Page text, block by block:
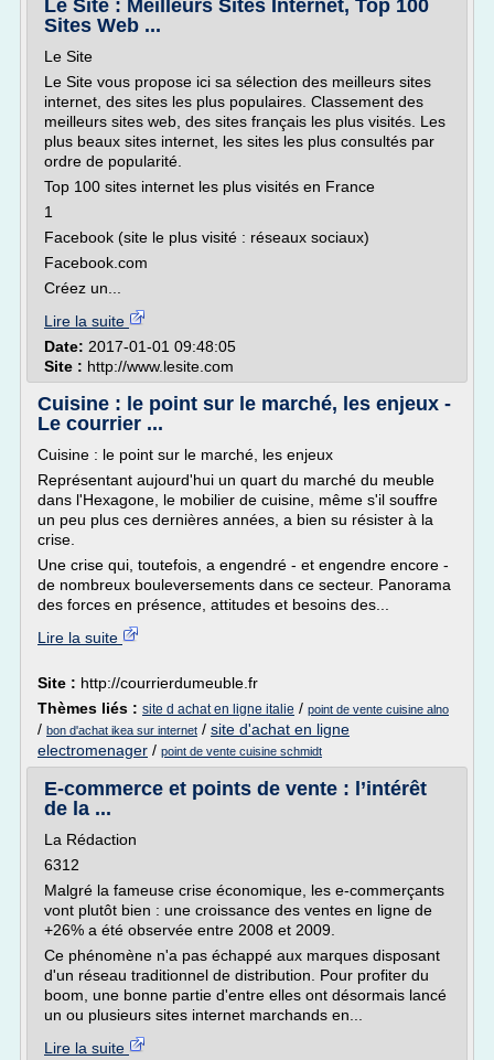
Le Site : Meilleurs Sites Internet, Top 100
Sites Web ...
Le Site
Le Site vous propose ici sa sélection des meilleurs sites
internet, des sites les plus populaires. Classement des
meilleurs sites web, des sites français les plus visités. Les
plus beaux sites internet, les sites les plus consultés par
ordre de popularité.
Top 100 sites internet les plus visités en France
1
Facebook (site le plus visité : réseaux sociaux)
Facebook.com
Créez un...
Lire la suite
Date: 2017-01-01 09:48:05
Site : http://www.lesite.com
Cuisine : le point sur le marché, les enjeux -
Le courrier ...
Cuisine : le point sur le marché, les enjeux
Représentant aujourd'hui un quart du marché du meuble
dans l'Hexagone, le mobilier de cuisine, même s'il souffre
un peu plus ces dernières années, a bien su résister à la
crise.
Une crise qui, toutefois, a engendré - et engendre encore -
de nombreux bouleversements dans ce secteur. Panorama
des forces en présence, attitudes et besoins des...
Lire la suite
Site : http://courrierdumeuble.fr
Thèmes liés : site d achat en ligne italie / point de vente cuisine alno
/ bon d'achat ikea sur internet / site d'achat en ligne
electromenager / point de vente cuisine schmidt
E-commerce et points de vente : l’intérêt
de la ...
La Rédaction
6312
Malgré la fameuse crise économique, les e-commerçants
vont plutôt bien : une croissance des ventes en ligne de
+26% a été observée entre 2008 et 2009.
Ce phénomène n'a pas échappé aux marques disposant
d'un réseau traditionnel de distribution. Pour profiter du
boom, une bonne partie d'entre elles ont désormais lancé
un ou plusieurs sites internet marchands en...
Lire la suite